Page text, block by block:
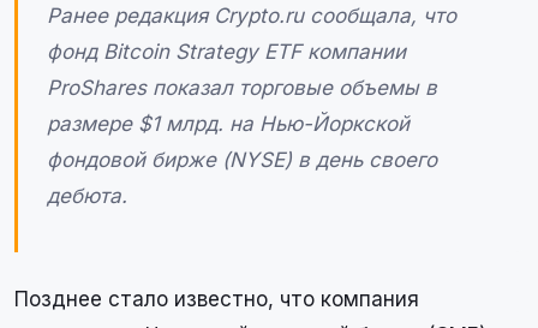
Ранее редакция Crypto.ru сообщала, что
фонд Bitcoin Strategy ETF компании
ProShares показал торговые объемы в
размере $1 млрд. на Нью-Йоркской
фондовой бирже (NYSE) в день своего
дебюта.
Позднее стало известно, что компания